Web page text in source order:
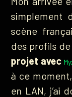
simplement
scène
des profils de
projet avec
à ce
en LAN, j’ai